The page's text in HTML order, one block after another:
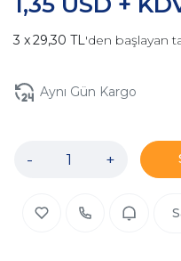
29,30 TL'den başlayan
Aynı Gün Kargo
- +